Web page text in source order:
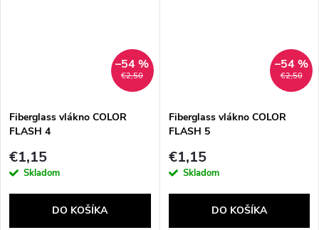
€2,50
–54 %
Fiberglass vlákno COLOR
FLASH 4
€1,15
Skladom
DO KOŠÍKA
€2,50
–54 %
Fiberglass vlákno COLOR
FLASH 5
€1,15
Skladom
DO KOŠÍKA